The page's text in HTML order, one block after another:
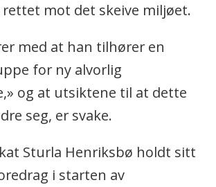
mot det skeive miljøet.
med at han tilhører en
for ny alvorlig
og at utsiktene til at dette
seg, er svake.
Sturla Henriksbø holdt sitt
i starten av